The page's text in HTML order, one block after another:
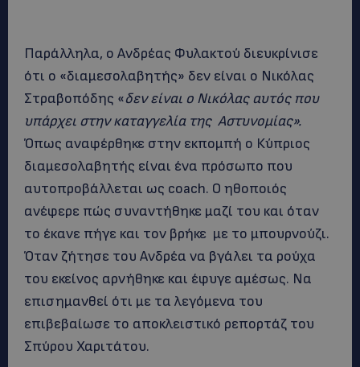
Παράλληλα, ο Ανδρέας Φυλακτού διευκρίνισε
ότι ο «διαμεσολαβητής» δεν είναι ο Νικόλας
Στραβοπόδης «δεν είναι ο Νικόλας αυτός που
υπάρχει στην καταγγελία της Αστυνομίας».
Όπως αναφέρθηκε στην εκπομπή ο Κύπριος
διαμεσολαβητής είναι ένα πρόσωπο που
αυτοπροβάλλεται ως coach. Ο ηθοποιός
ανέφερε πώς συναντήθηκε μαζί του και όταν
το έκανε πήγε και τον βρήκε με το μπουρνούζι.
Όταν ζήτησε του Ανδρέα να βγάλει τα ρούχα
του εκείνος αρνήθηκε και έφυγε αμέσως. Να
επισημανθεί ότι με τα λεγόμενα του
επιβεβαίωσε το αποκλειστικό ρεπορτάζ του
Σπύρου Χαριτάτου.